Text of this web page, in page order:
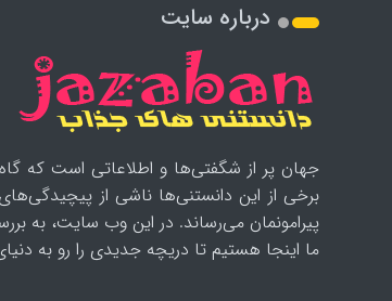
درباره سایت
جهان پر از شگفتی‌ها و اطلاعاتی است که
برخی از این دانستنی‌ها ناشی از
پیرامونمان می‌رساند. در این وب سایت، به
ما اینجا هستیم تا دریچه جدیدی را رو به